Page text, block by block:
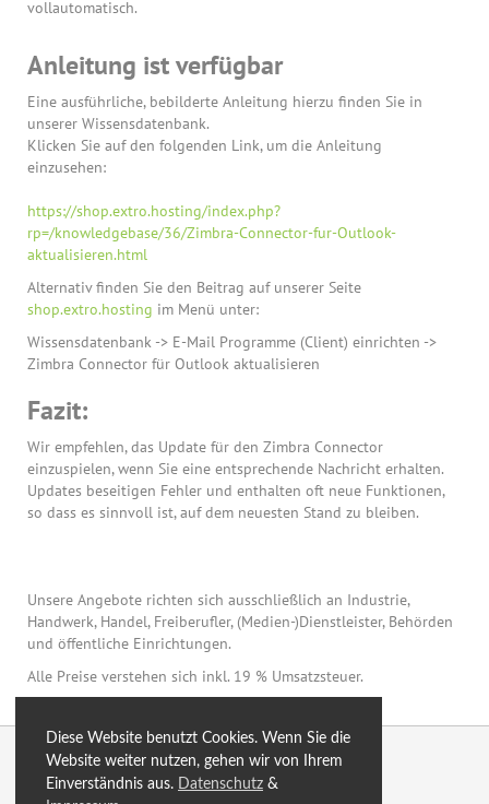
Diese Website benutzt Cookies. Wenn Sie die
Website weiter nutzen, gehen wir von Ihrem
Einverständnis aus. Datenschutz &
vollautomatisch.
Anleitung ist verfügbar
Eine ausführliche, bebilderte Anleitung hierzu finden Sie in
unserer Wissensdatenbank.
Klicken Sie auf den folgenden Link, um die Anleitung
einzusehen:
https://shop.extro.hosting/index.php?
rp=/knowledgebase/36/Zimbra-Connector-fur-Outlook-
aktualisieren.html
Alternativ finden Sie den Beitrag auf unserer Seite
shop.extro.hosting im Menü unter:
Wissensdatenbank -> E-Mail Programme (Client) einrichten ->
Zimbra Connector für Outlook aktualisieren
Fazit:
Wir empfehlen, das Update für den Zimbra Connector
einzuspielen, wenn Sie eine entsprechende Nachricht erhalten.
Updates beseitigen Fehler und enthalten oft neue Funktionen,
so dass es sinnvoll ist, auf dem neuesten Stand zu bleiben.
Unsere Angebote richten sich ausschließlich an Industrie,
Handwerk, Handel, Freiberufler, (Medien-)Dienstleister, Behörden
und öffentliche Einrichtungen.
Alle Preise verstehen sich inkl. 19 % Umsatzsteuer.
© 2026 by eXtro.hosting